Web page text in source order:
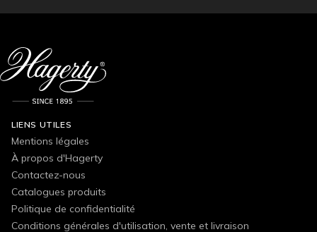
LIENS UTILES
Mentions légales
À propos d'Hagerty
Contactez-nous
Catalogues produits
Politique de confidentialité
Conditions générales d'utilisation, vente et livraison